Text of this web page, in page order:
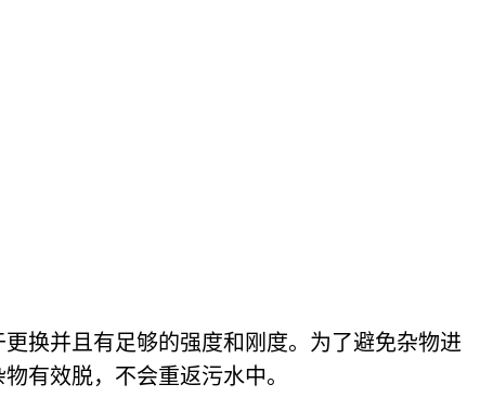
换并且有足够的强度和刚度。为了避免杂物进
有效脱，不会重返污水中。